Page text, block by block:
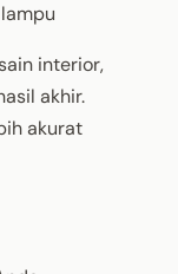
interior,
akhir.
akurat